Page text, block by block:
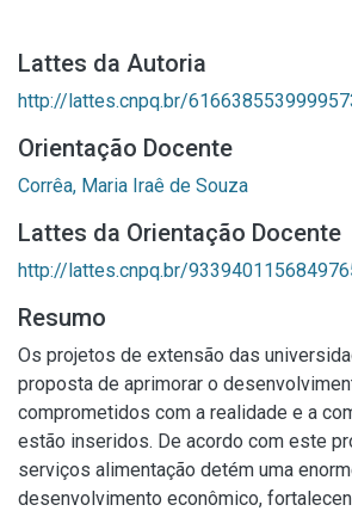
Lattes da Autoria
http://lattes.cnpq.br/
Orientação Docente
Corrêa, Maria Iraê de Souza
Lattes da Orientação Docente
http://lattes.cnpq.br/
Resumo
Os projetos de extensão das
proposta de aprimorar o
comprometidos com a realidade e a
estão inseridos. De acordo com este
serviços alimentação detém uma
desenvolvimento econômico,